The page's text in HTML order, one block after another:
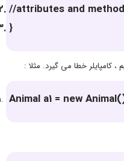
//attributes and
}
کامپایلر خطا می گیرد. مثلا :
Animal a1 = new